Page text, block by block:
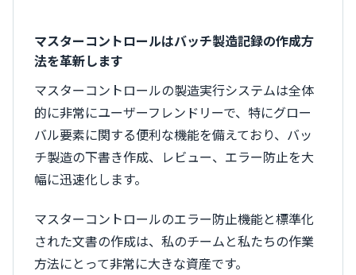
マスターコントロールはバッチ製造記録の作成方
法を革新します
マスターコントロールの製造実行システムは全体
的に非常にユーザーフレンドリーで、特にグロー
バル要素に関する便利な機能を備えており、バッ
チ製造の下書き作成、レビュー、エラー防止を大
幅に迅速化します。
マスターコントロールのエラー防止機能と標準化
された文書の作成は、私のチームと私たちの作業
方法にとって非常に大きな資産です。